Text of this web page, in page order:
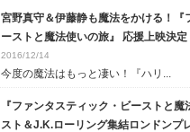
宮野真守＆伊藤静も魔法をかける！『
ーストと魔法使いの旅』 応援上映決定
2016/12/14
今度の魔法はもっと凄い！『ハリ...
『ファンタスティック・ビーストと
スト＆J.K.ローリング集結ロンドンプ